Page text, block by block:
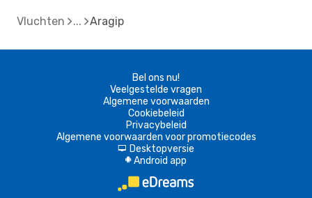
Vluchten Aragip
Bel ons nu!
Veelgestelde vragen
Algemene voorwaarden
Cookiebeleid
Privacybeleid
Algemene voorwaarden voor promotiecodes
d Desktopversie
A Android app